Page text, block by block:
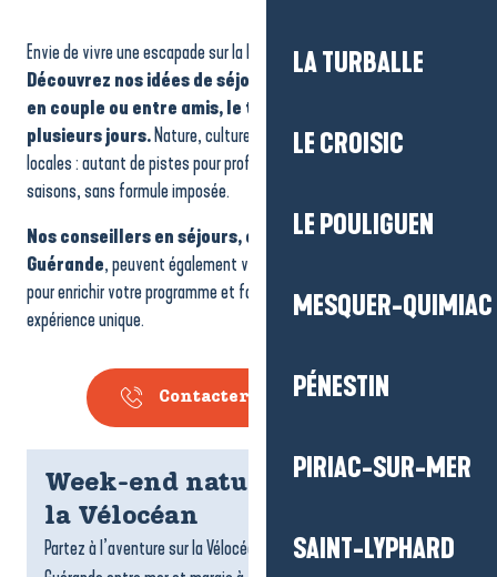
LA TURBALLE
LE CROISIC
LE POULIGUEN
MESQUER-QUIMIAC
PÉNESTIN
PIRIAC-SUR-MER
SAINT-LYPHARD
Envie de vivre une escapade sur la Presqu’île de Guérande ?
Découvrez nos idées de séjour pour voyager en famille,
en couple ou entre amis, le temps d’un week-end ou de
plusieurs jours. Nature, culture, détente, balades ou saveurs
locales : autant de pistes pour profiter de la destination en toutes
saisons, sans formule imposée.
Nos conseillers en séjours, experts de la Presqu’île de
Guérande, peuvent également vous donner de précieux conseils
pour enrichir votre programme et faire de chaque moment une
expérience unique.
Contacter un conseiller
Week-end nature et vélo sur
la Vélocéan
Partez à l’aventure sur la Vélocéan et découvrez la Presqu’île de